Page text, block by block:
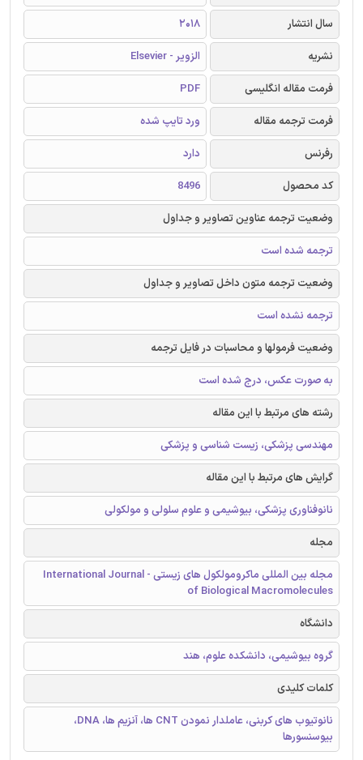
سال انتشار
2018
نشریه
الزویر - Elsevier
فرمت مقاله انگلیسی
PDF
فرمت ترجمه مقاله
ورد تایپ شده
رفرنس
دارد
کد محصول
8496
وضعیت ترجمه عناوین تصاویر و جداول
ترجمه شده است
وضعیت ترجمه متون داخل تصاویر و جداول
ترجمه نشده است
وضعیت فرمولها و محاسبات در فایل ترجمه
به صورت عکس، درج شده است
رشته های مرتبط با این مقاله
مهندسی پزشکی، زیست شناسی و پزشکی
گرایش های مرتبط با این مقاله
نانوفناوری پزشکی، بیوشیمی و علوم سلولی و مولکولی
مجله
مجله بین المللی ماکرومولکول های زیستی - International Journal
of Biological Macromolecules
دانشگاه
گروه بیوشیمی، دانشکده علوم، هند
کلمات کلیدی
نانوتیوب های کربنی، عاملدار نمودن CNT ها، آنزیم ها، DNA،
بیوسنسورها